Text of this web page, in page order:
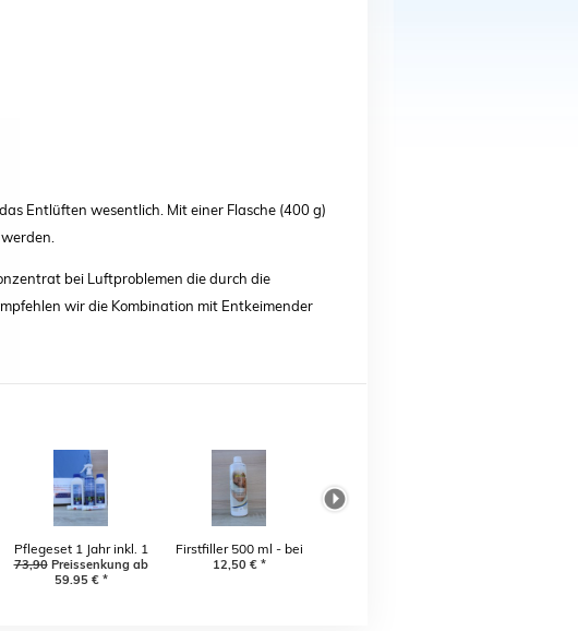
Entlüften wesentlich. Mit einer Flasche (400 g)
bei Luftproblemen die durch die
wir die Kombination mit Entkeimender
Pflegeset 1 Jahr inkl. 1
Spannbettlaken (2
Optiwet GRATIS)
73,90Preissenkung ab
59,95 € *
Firstfiller 500 ml - bei
jeder Neubefüllung
12,50 € *